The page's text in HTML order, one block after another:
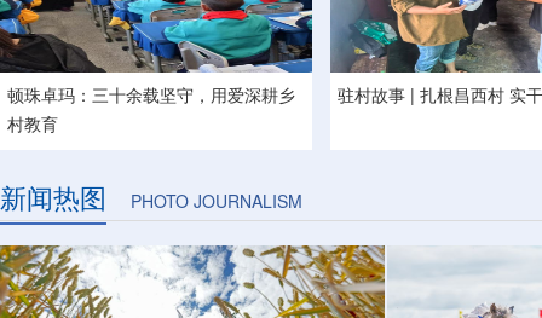
顿珠卓玛：三十余载坚守，用爱深耕乡
村教育
驻村故事 | 扎根昌西村 实
新闻热图 PHOTO JOURNALISM